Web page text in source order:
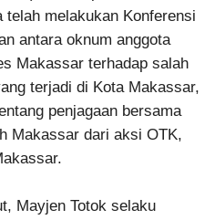
telah melakukan Konferensi
antara oknum anggota
Makassar terhadap salah
terjadi di Kota Makassar,
penjagaan bersama
Makassar dari aksi OTK,
Mayjen Totok selaku